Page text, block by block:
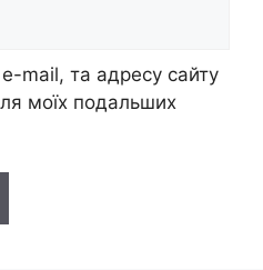
mail, та адресу сайту
моїх подальших